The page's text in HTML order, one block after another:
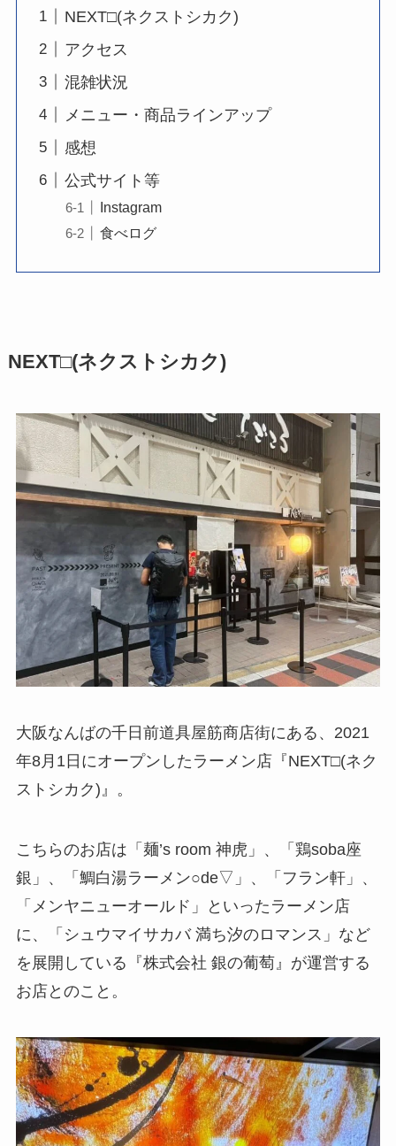
NEXT□(ネクストシカク)
アクセス
混雑状況
メニュー・商品ラインアップ
感想
公式サイト等
Instagram
食べログ
NEXT□(ネクストシカク)
大阪なんばの千日前道具屋筋商店街にある、2021
年8月1日にオープンしたラーメン店『NEXT□(ネク
ストシカク)』。
こちらのお店は「麺’s room 神虎」、「鶏soba座
銀」、「鯛白湯ラーメン○de▽」、「フラン軒」、
「メンヤニューオールド」といったラーメン店
に、「シュウマイサカバ 満ち汐のロマンス」など
を展開している『株式会社 銀の葡萄』が運営する
お店とのこと。